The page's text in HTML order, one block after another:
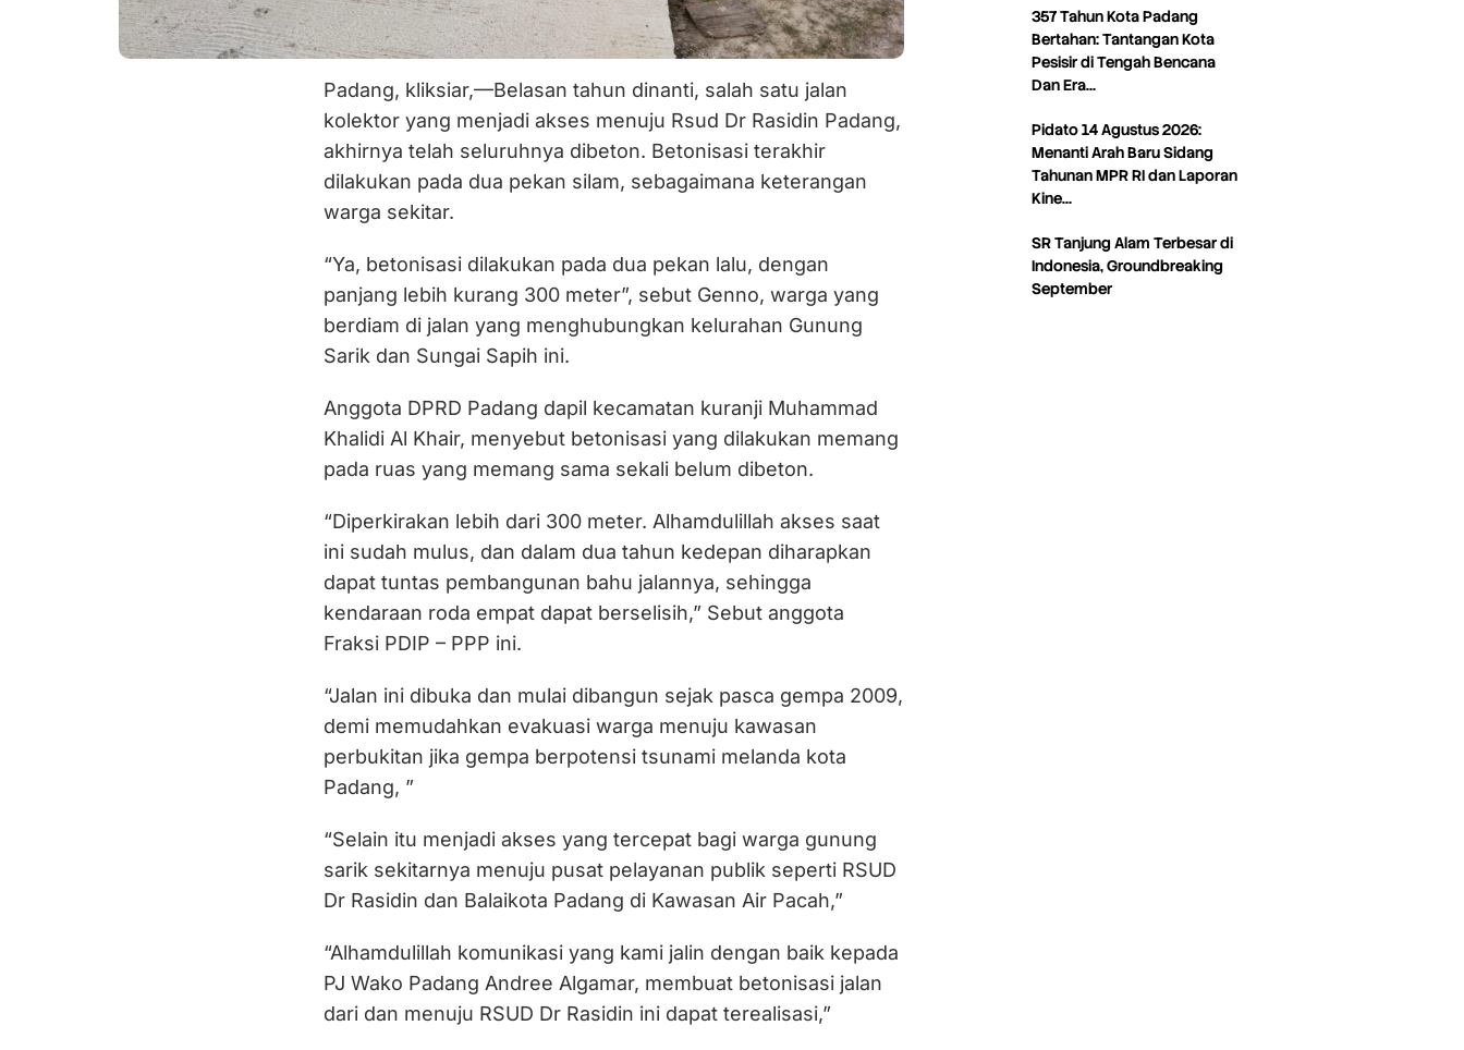
Padang, kliksiar,—Belasan tahun dinanti, salah satu jalan
kolektor yang menjadi akses menuju Rsud Dr Rasidin Padang,
akhirnya telah seluruhnya dibeton. Betonisasi terakhir
dilakukan pada dua pekan silam, sebagaimana keterangan
warga sekitar.
“Ya, betonisasi dilakukan pada dua pekan lalu, dengan
panjang lebih kurang 300 meter”, sebut Genno, warga yang
berdiam di jalan yang menghubungkan kelurahan Gunung
Sarik dan Sungai Sapih ini.
Anggota DPRD Padang dapil kecamatan kuranji Muhammad
Khalidi Al Khair, menyebut betonisasi yang dilakukan memang
pada ruas yang memang sama sekali belum dibeton.
“Diperkirakan lebih dari 300 meter. Alhamdulillah akses saat
ini sudah mulus, dan dalam dua tahun kedepan diharapkan
dapat tuntas pembangunan bahu jalannya, sehingga
kendaraan roda empat dapat berselisih,” Sebut anggota
Fraksi PDIP – PPP ini.
“Jalan ini dibuka dan mulai dibangun sejak pasca gempa 2009,
demi memudahkan evakuasi warga menuju kawasan
perbukitan jika gempa berpotensi tsunami melanda kota
Padang, ”
“Selain itu menjadi akses yang tercepat bagi warga gunung
sarik sekitarnya menuju pusat pelayanan publik seperti RSUD
Dr Rasidin dan Balaikota Padang di Kawasan Air Pacah,”
“Alhamdulillah komunikasi yang kami jalin dengan baik kepada
PJ Wako Padang Andree Algamar, membuat betonisasi jalan
dari dan menuju RSUD Dr Rasidin ini dapat terealisasi,”
357 Tahun Kota Padang
Bertahan: Tantangan Kota
Pesisir di Tengah Bencana
Dan Era…
Pidato 14 Agustus 2026:
Menanti Arah Baru Sidang
Tahunan MPR RI dan Laporan
Kine…
SR Tanjung Alam Terbesar di
Indonesia, Groundbreaking
September